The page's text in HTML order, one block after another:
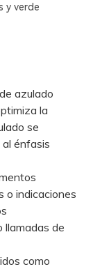
y verde
azulado
la
se
énfasis
o indicaciones
llamadas de
como